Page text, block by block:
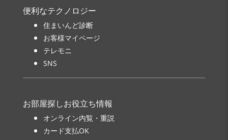
便利なテクノロジー
住まいんど診断
お客様マイページ
テレモニ
SNS
お部屋探しお役立ち情報
オンライン内覧・重説
カード支払OK